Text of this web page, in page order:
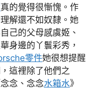
真的覺得很慚愧。作
解還不如奴隸。她
己的父母感虞姬、
身邊的丫鬟彩秀，
零件她很想提醒
這裡除了他們之
念、念念水箱水》